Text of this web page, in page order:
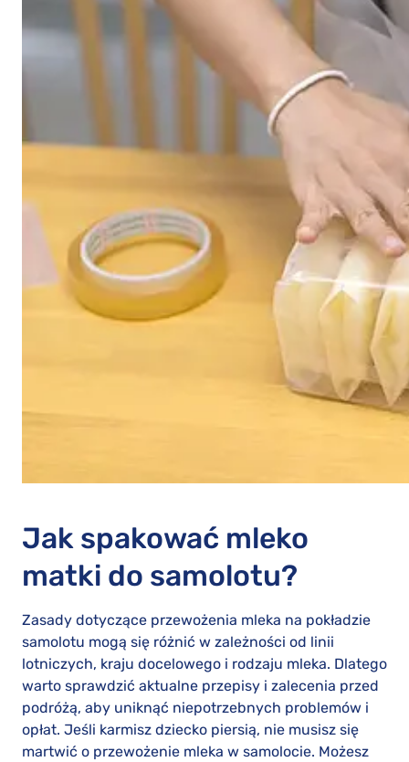
Jak spakować mleko
matki do samolotu?
Zasady dotyczące przewożenia mleka na pokładzie
samolotu mogą się różnić w zależności od linii
lotniczych, kraju docelowego i rodzaju mleka. Dlatego
warto sprawdzić aktualne przepisy i zalecenia przed
podróżą, aby uniknąć niepotrzebnych problemów i
opłat. Jeśli karmisz dziecko piersią, nie musisz się
martwić o przewożenie mleka w samolocie. Możesz